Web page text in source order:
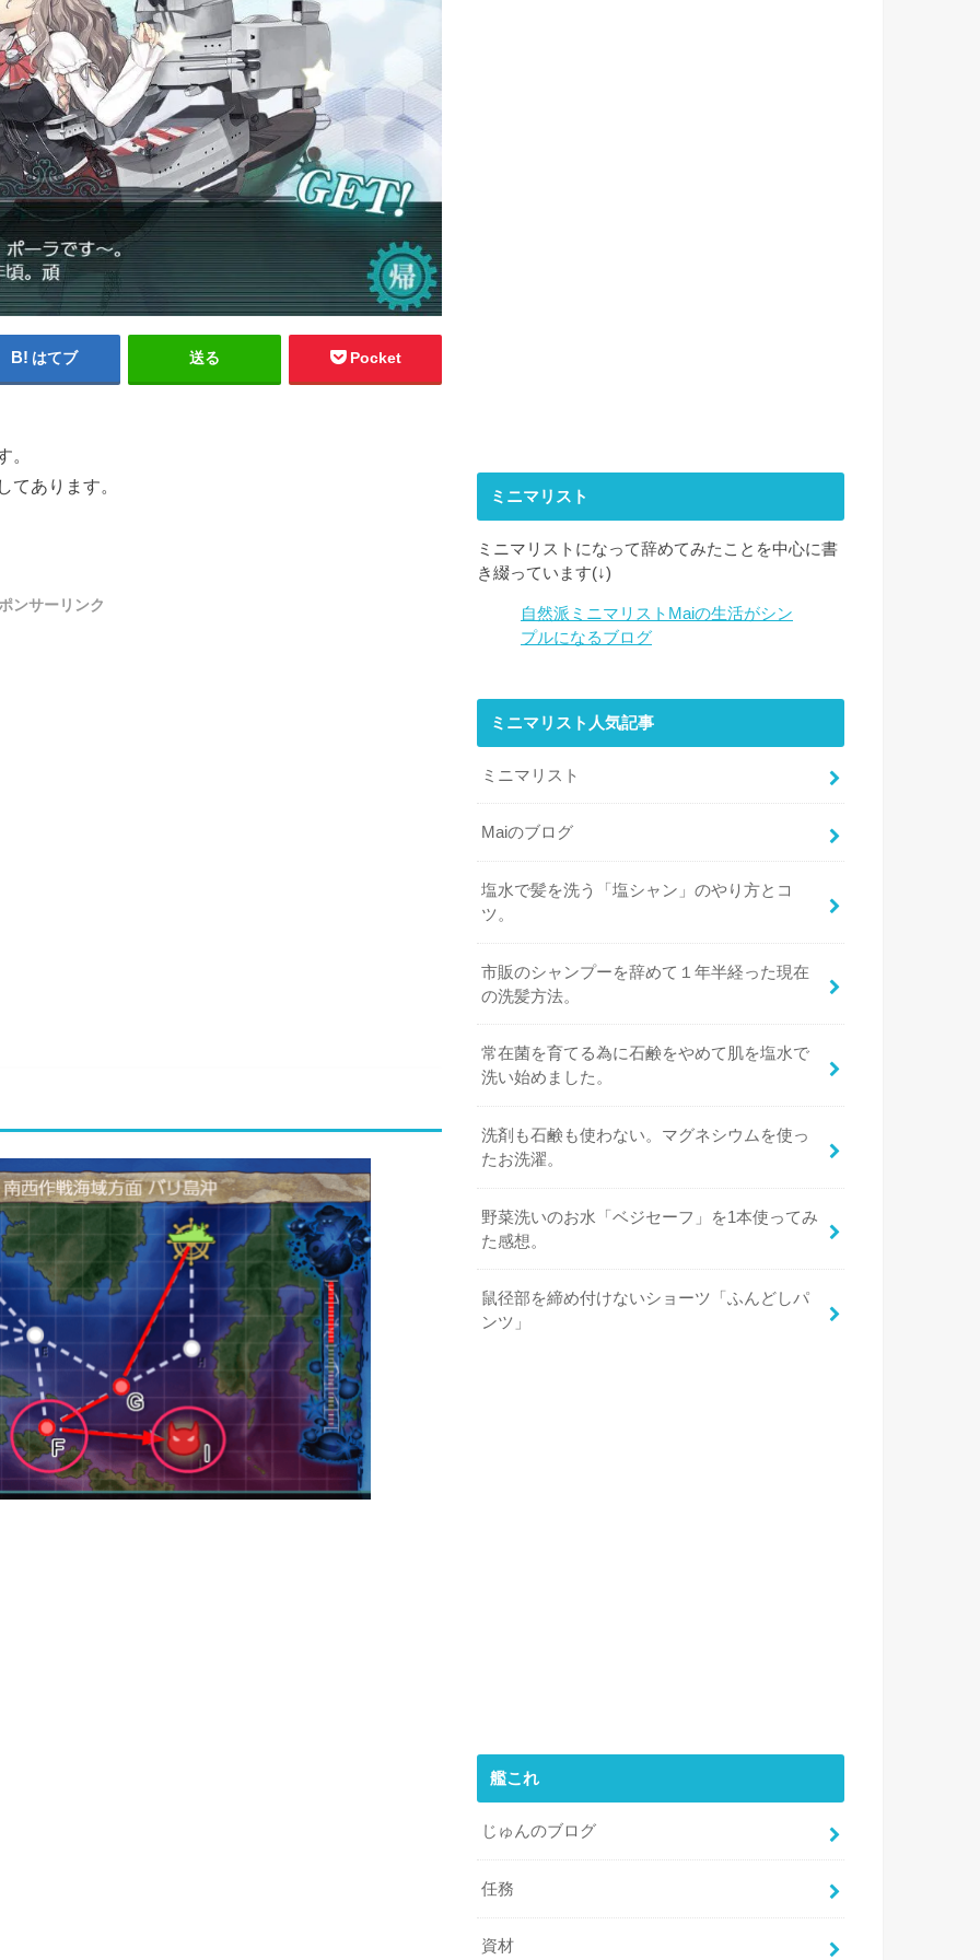
はてブ 送る Pocket
あります。
ンサーリンク
ミニマリスト
ミニマリストになって辞めてみたことを中心に書
き綴っています(↓)
自然派ミニマリストMaiの生活がシン
プルになるブログ
ミニマリスト人気記事
ミニマリスト
Maiのブログ
塩水で髪を洗う「塩シャン」のやり方とコ
ツ。
市販のシャンプーを辞めて１年半経った現在
の洗髪方法。
常在菌を育てる為に石鹸をやめて肌を塩水で
洗い始めました。
洗剤も石鹸も使わない。マグネシウムを使っ
たお洗濯。
野菜洗いのお水「ベジセーフ」を1本使ってみ
た感想。
鼠径部を締め付けないショーツ「ふんどしパ
ンツ」
艦これ
じゅんのブログ
任務
資材